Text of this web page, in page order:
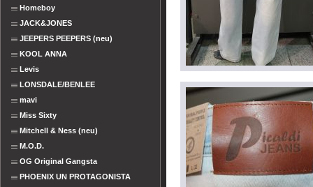
Homeboy
JACK&JONES
JEEPERS PEEPERS (neu)
KOOL ANNA
Levis
LONSDALE/BENLEE
mavi
Miss Sixty
Mitchell & Ness (neu)
M.O.D.
OG Original Gangsta
PHOENIX UN PROTAGONISTA